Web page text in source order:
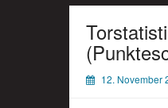
12. November